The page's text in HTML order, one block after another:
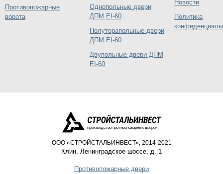
Противопожарные
ворота
Однопольные двери
ДПМ EI-60
Полуторапольные двери
ДПМ EI-60
Двупольные двери ДПМ
EI-60
Новости
Политика
производство противопожарных дверей
ООО «СТРОЙСТАЛЬИНВЕСТ», 2014-2021
Клин Ленинградское шоссе, д. 1
Противопожарные двери